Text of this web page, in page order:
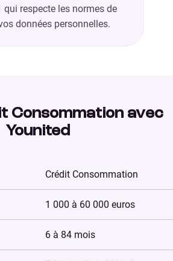
qui respecte les normes de
données personnelles.
Consommation avec
Younited
Crédit Consommation
1 000 à 60 000 euros
6 à 84 mois